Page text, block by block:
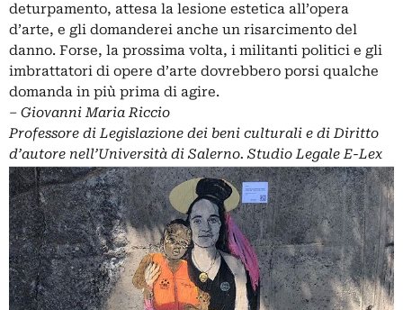
deturpamento, attesa la lesione estetica all’opera
d’arte, e gli domanderei anche un risarcimento del
danno. Forse, la prossima volta, i militanti politici e gli
imbrattatori di opere d’arte dovrebbero porsi qualche
domanda in più prima di agire.
– Giovanni Maria Riccio
Professore di Legislazione dei beni culturali e di Diritto
d’autore nell’Università di Salerno. Studio Legale E-Lex